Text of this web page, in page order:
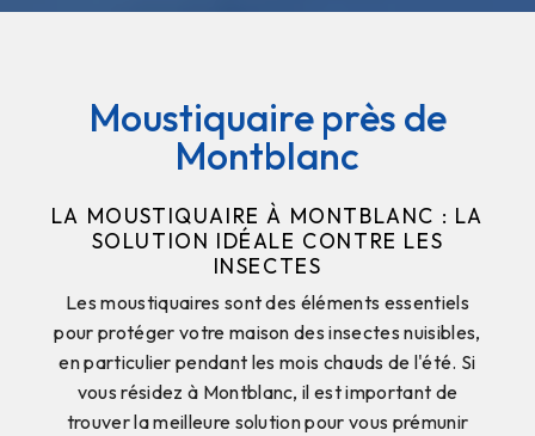
Moustiquaire près de
Montblanc
LA MOUSTIQUAIRE À MONTBLANC : LA
SOLUTION IDÉALE CONTRE LES
INSECTES
Les moustiquaires sont des éléments essentiels
pour protéger votre maison des insectes nuisibles,
en particulier pendant les mois chauds de l'été. Si
vous résidez à Montblanc, il est important de
trouver la meilleure solution pour vous prémunir